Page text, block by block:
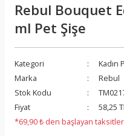
Rebul Bouquet
ml Pet Şişe
Kategori
Kadın
Marka
Rebul
Stok Kodu
Fiyat
58,25
*69,90 ₺ den başlayan